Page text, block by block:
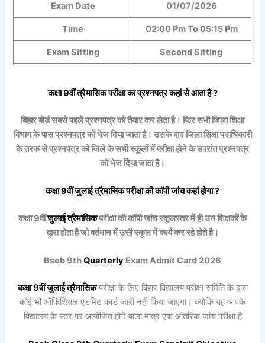
Exam Date 01/07/2026
Time 02:00 Pm To 05:15 Pm
Exam Sitting Second Sitting
कक्षा 9वींत्रैमासिकपरीक्षा का प्रश्नपत्र कहां से आता है ?
बिहार बोर्ड सबसे पहले प्रश्नपत्र को तैयार कर लेता है। फिर सभी जिला शिक्षा
विभाग के पास प्रश्नपत्र को भेज दिया जाता है। उसके बाद जिला शिक्षा पदाधिकारी
के तरफ से प्रश्नपत्र को जिले के सभी स्कूलों में परीक्षा होने के उपरांत प्रश्नपत्र
को भेज दिया जाता है।
कक्षा 9वींजुलाईत्रैमासिकपरीक्षा की कॉपी जांच कहां होगा ?
कक्षा 9वींजुलाईत्रैमासिकपरीक्षा की कॉपी जांच स्कूलस्तर में ही उन शिक्षकों के
द्वारा होता है जो वर्तमान में उसी स्कूल में कार्य कर रहे होते है।
Bseb 9thQuarterly Exam Admit Card 2026
कक्षा 9वींजुलाईत्रैमासिकपरीक्षा के लिए बिहार विद्यालय परीक्षा समिति के द्वारा
कोई भी ऑफिशियल एडमिट कार्ड जारी नहीं किया जाएगा। क्योंकि यह आपके
विद्यालय के स्तर पर आयोजित होने वाला मात्र एक आंतरिक जांच परीक्षा है